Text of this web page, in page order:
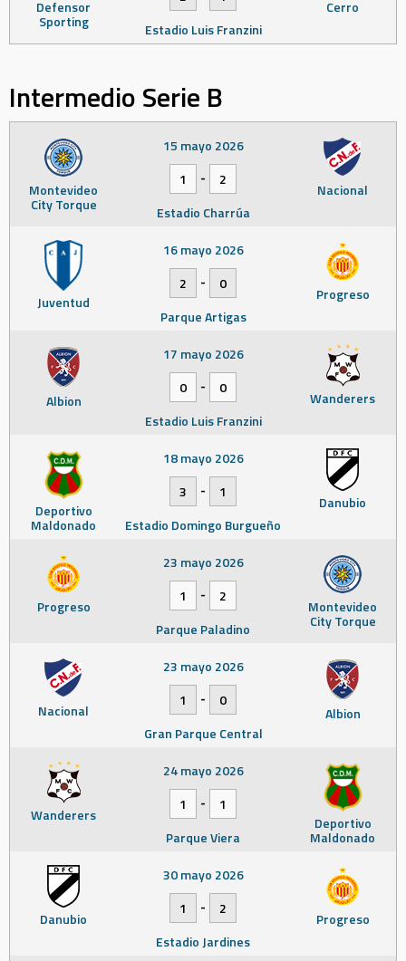
Defensor
Sporting
Cerro
Estadio Luis Franzini
Intermedio Serie B
Montevideo
City Torque
Nacional
15 mayo 2026
1
-
2
Estadio Charrúa
Juventud Progreso
16 mayo 2026
2
-
0
Parque Artigas
Albion Wanderers
17 mayo 2026
0
-
0
Estadio Luis Franzini
Deportivo
Maldonado
Danubio
18 mayo 2026
3
-
1
Estadio Domingo Burgueño
Progreso Montevideo
City Torque
23 mayo 2026
1
-
2
Parque Paladino
Nacional Albion
23 mayo 2026
1
-
0
Gran Parque Central
Wanderers Deportivo
Maldonado
24 mayo 2026
1
-
1
Parque Viera
Danubio Progreso
30 mayo 2026
1
-
2
Estadio Jardines